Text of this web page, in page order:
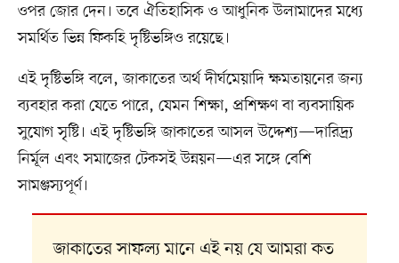
ওপর জোর দেন। তবে ঐতিহাসিক ও আধুনিক উলামাদের মধ্যে
সমর্থিত ভিন্ন ফিকহি দৃষ্টিভঙ্গিও রয়েছে।
এই দৃষ্টিভঙ্গি বলে, জাকাতের অর্থ দীর্ঘমেয়াদি ক্ষমতায়নের জন্য
ব্যবহার করা যেতে পারে, যেমন শিক্ষা, প্রশিক্ষণ বা ব্যবসায়িক
সুযোগ সৃষ্টি। এই দৃষ্টিভঙ্গি জাকাতের আসল উদ্দেশ্য—দারিদ্র্য
নির্মূল এবং সমাজের টেকসই উন্নয়ন—এর সঙ্গে বেশি
সামঞ্জস্যপূর্ণ।
জাকাতের সাফল্য মানে এই নয় যে আমরা কত